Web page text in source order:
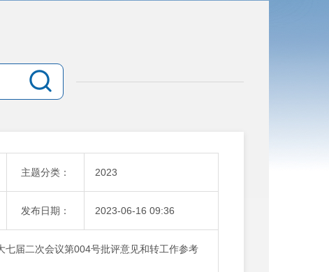
主题分类： 2023
发布日期： 2023-06-16 09:36
届二次会议第004号批评意见和转工作参考